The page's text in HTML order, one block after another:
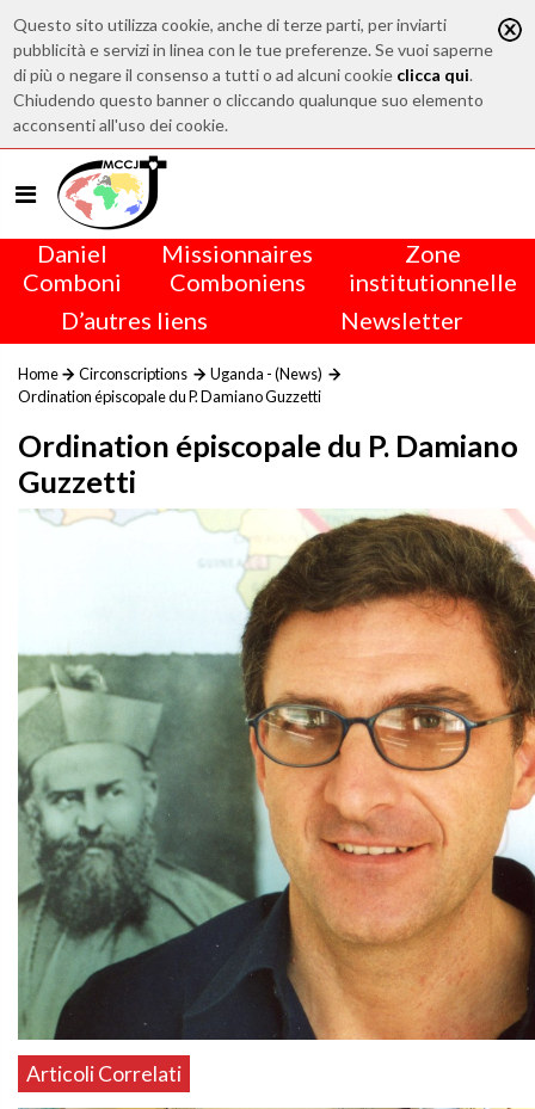
Questo sito utilizza cookie, anche di terze parti, per inviarti
pubblicità e servizi in linea con le tue preferenze. Se vuoi saperne
di più o negare il consenso a tutti o ad alcuni cookie clicca qui.
Chiudendo questo banner o cliccando qualunque suo elemento
acconsenti all'uso dei cookie.
Daniel
Comboni
Missionnaires
Comboniens
Zone
institutionnelle
D’autres liens
Newsletter
Home Circonscriptions
Uganda - (News)
Ordination épiscopale du P. Damiano Guzzetti
Ordination épiscopale du P. Damiano
Guzzetti
Articoli Correlati